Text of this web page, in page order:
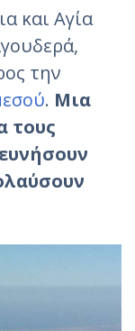
και Αγία
την
. Μια
τους